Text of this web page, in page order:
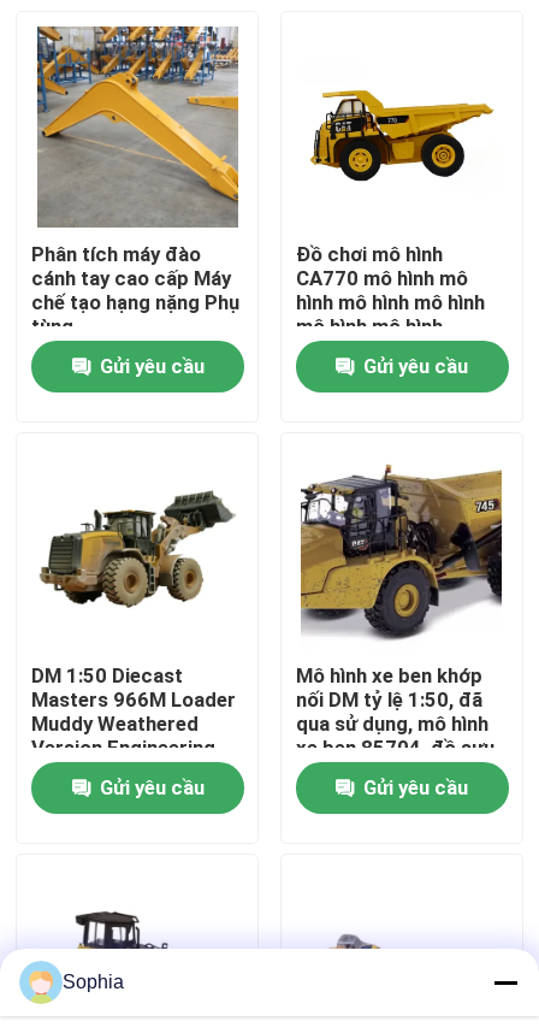
Trang chủ
Về chúng tôi
Kiểm soát chất lượng
Liên hệ với chúng tôi
Các vụ án
Máy đào
Phân tích máy đào
cánh tay cao cấp Máy
chế tạo hạng nặng Phụ
tùng
Gửi yêu cầu
Đồ chơi mô hình
CA770 mô hình mô
hình mô hình mô hình
mô hình mô hình
điện24
Gửi yêu cầu
DM 1:50 Diecast
Masters 966M Loader
Muddy Weathered
Version Engineering
Vehicle Model 85703
Gửi yêu cầu
Mô hình xe ben khớp
nối DM tỷ lệ 1:50, đã
qua sử dụng, mô hình
xe ben 85704, đồ sưu
tầm đúc khuôn
Gửi yêu cầu
Sophia